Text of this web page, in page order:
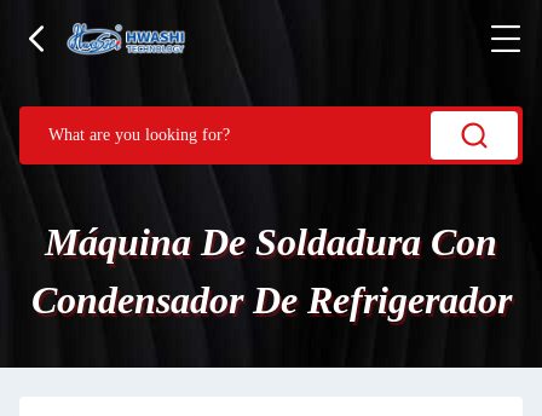
Máquina De Soldadura Con
Condensador De Refrigerador